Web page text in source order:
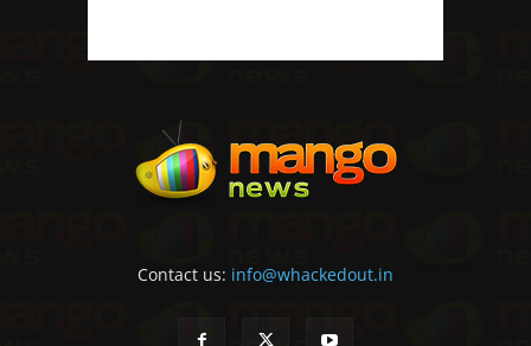
Contact us: info@whackedout.in